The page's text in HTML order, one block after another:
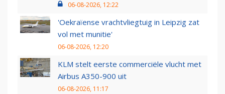
06-08-2026, 12:22
'Oekraïense vrachtvliegtuig in Leipzig zat
vol met munitie'
06-08-2026, 12:20
KLM stelt eerste commerciële vlucht met
Airbus A350-900 uit
06-08-2026, 11:17